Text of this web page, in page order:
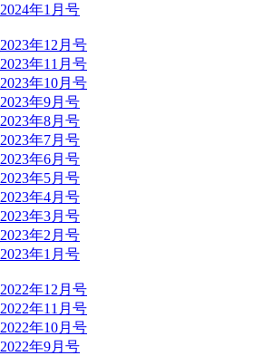
2024年1月号
2023年12月号
2023年11月号
2023年10月号
2023年9月号
2023年8月号
2023年7月号
2023年6月号
2023年5月号
2023年4月号
2023年3月号
2023年2月号
2023年1月号
2022年12月号
2022年11月号
2022年10月号
2022年9月号